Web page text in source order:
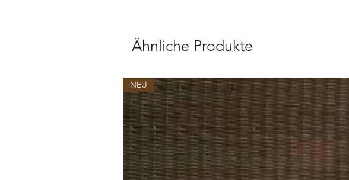
Ähnliche Produkte
NEU